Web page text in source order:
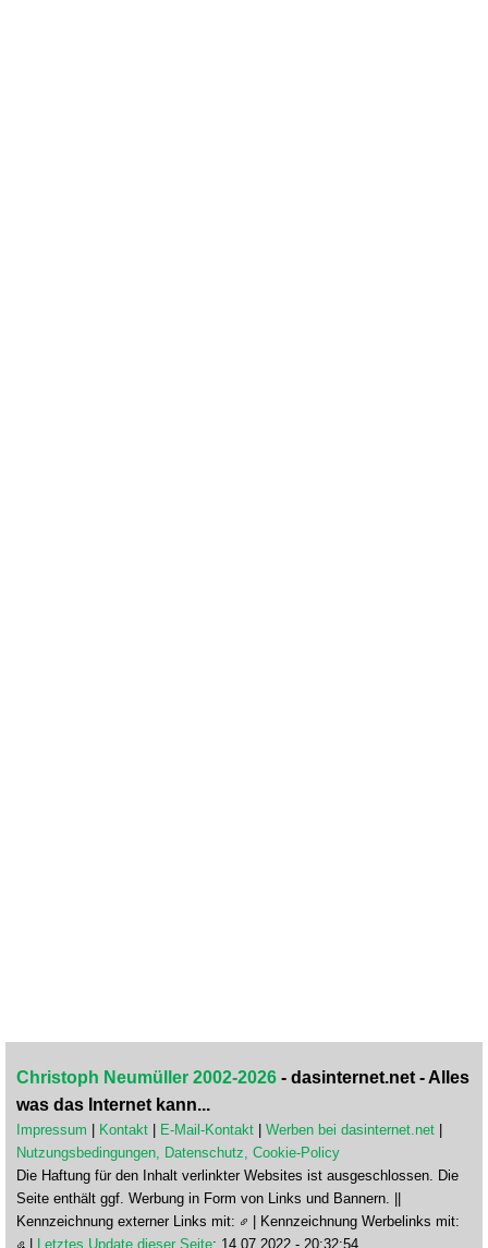
Christoph Neumüller 2002-2026 - dasinternet.net - Alles
was das Internet kann...
Impressum | Kontakt | E-Mail-Kontakt | Werben bei dasinternet.net |
Nutzungsbedingungen, Datenschutz, Cookie-Policy
Die Haftung für den Inhalt verlinkter Websites ist ausgeschlossen. Die
Seite enthält ggf. Werbung in Form von Links und Bannern. ||
Kennzeichnung externer Links mit:
| Kennzeichnung Werbelinks mit:
| Letztes Update dieser Seite: 14.07.2022 - 20:32:54